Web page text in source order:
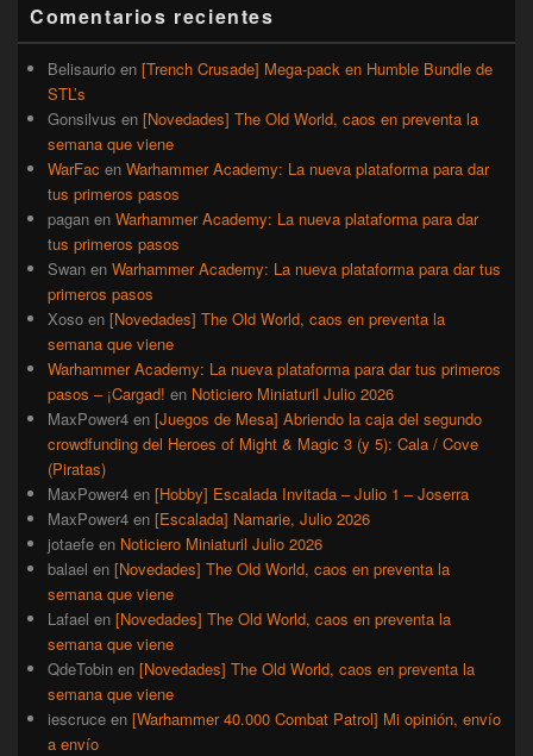
lateral
primaria
Comentarios recientes
Belisaurio en [Trench Crusade] Mega-pack en Humble Bundle de
STL’s
Gonsilvus en [Novedades] The Old World, caos en preventa la
semana que viene
WarFac en Warhammer Academy: La nueva plataforma para dar
tus primeros pasos
pagan en Warhammer Academy: La nueva plataforma para dar
tus primeros pasos
Swan en Warhammer Academy: La nueva plataforma para dar tus
primeros pasos
Xoso en [Novedades] The Old World, caos en preventa la
semana que viene
Warhammer Academy: La nueva plataforma para dar tus primeros
pasos – ¡Cargad! en Noticiero Miniaturil Julio 2026
MaxPower4 en [Juegos de Mesa] Abriendo la caja del segundo
crowdfunding del Heroes of Might & Magic 3 (y 5): Cala / Cove
(Piratas)
MaxPower4 en [Hobby] Escalada Invitada – Julio 1 – Joserra
MaxPower4 en [Escalada] Namarie, Julio 2026
jotaefe en Noticiero Miniaturil Julio 2026
balael en [Novedades] The Old World, caos en preventa la
semana que viene
Lafael en [Novedades] The Old World, caos en preventa la
semana que viene
QdeTobin en [Novedades] The Old World, caos en preventa la
semana que viene
iescruce en [Warhammer 40.000 Combat Patrol] Mi opinión, envío
a envío